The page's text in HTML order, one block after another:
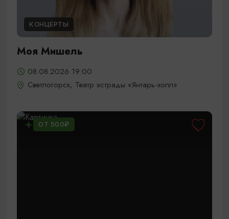
КОНЦЕРТЫ
Моя Мишель
08.08.2026 19:00
Светлогорск, Театр эстрады «Янтарь-холл»
ОТ 500₽